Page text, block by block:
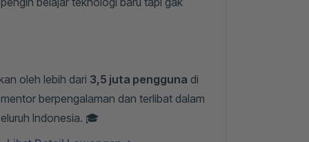
oleh lebih dari 3,5 juta pengguna di
berpengalaman dan terlibat dalam
Indonesia. 🎓